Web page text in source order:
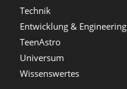
Technik
Entwicklung & Engineering
TeenAstro
Universum
Wissenswertes